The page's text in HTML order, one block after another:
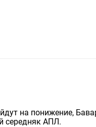
на понижение,
середняк АПЛ.